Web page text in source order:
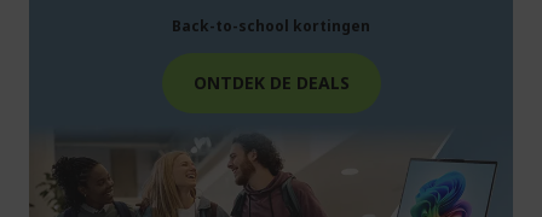
Back-to-school kortingen
ONTDEK DE DEALS